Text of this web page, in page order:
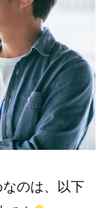
のは、以下